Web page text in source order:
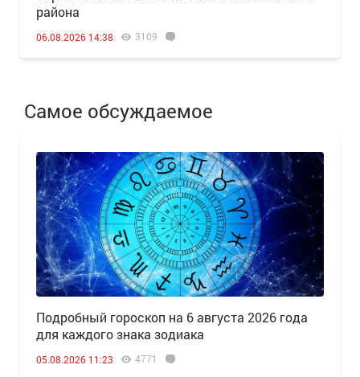
района
06.08.2026 14:38 3109
Самое обсуждаемое
Подробный гороскоп на 6 августа 2026 года
для каждого знака зодиака
05.08.2026 11:23 4771